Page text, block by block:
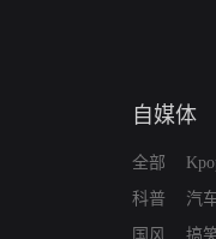
自媒体
全部
科普
国风
汽
搞